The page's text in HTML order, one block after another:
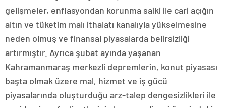
gelişmeler, enflasyondan korunma saiki ile cari açığın
altın ve tüketim malı ithalatı kanalıyla yükselmesine
neden olmuş ve finansal piyasalarda belirsizliği
artırmıştır. Ayrıca şubat ayında yaşanan
Kahramanmaraş merkezli depremlerin, konut piyasası
başta olmak üzere mal, hizmet ve iş gücü
piyasalarında oluşturduğu arz-talep dengesizlikleri ile